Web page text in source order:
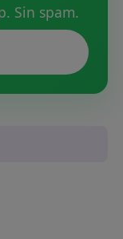
Sin spam.